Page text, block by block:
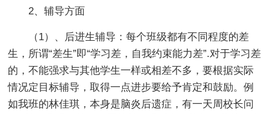
2、辅导方面
（1）、后进生辅导：每个班级都有不同程度的差
生，所谓“差生”即“学习差，自我约束能力差”.对于学习差
的，不能强求与其他学生一样或相差不多，要根据实际
情况定目标辅导，取得一点进步要给予肯定和鼓励。例
如我班的林佳琪，本身是脑炎后遗症，有一天周校长问